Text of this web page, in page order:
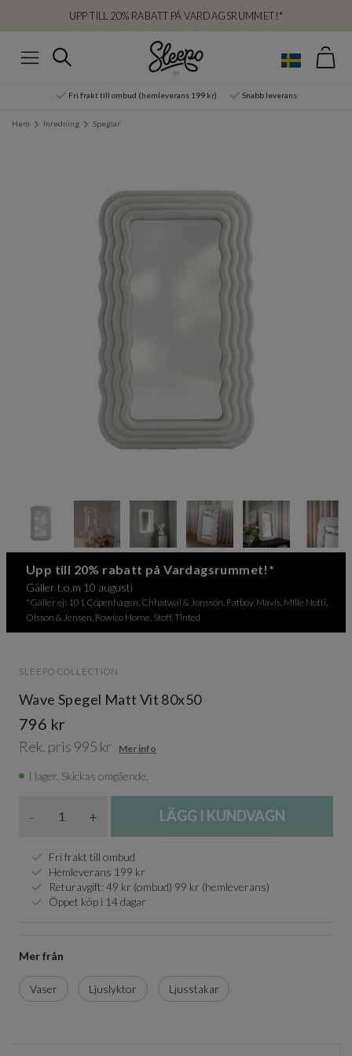
UPP TILL 20% RABATT PÅ VARDAGSRUMMET!*
Sök
Fri frakt till ombud (hemleverans 199 kr) Snabb leverans
Hem Inredning Speglar
Upp till 20% rabatt på Vardagsrummet!*
Gäller t.o.m 10 augusti
*Gäller ej: 101 Copenhagen, Chhatwal & Jonsson, Fatboy, Mavis, Mille Notti,
Olsson & Jensen, Rowico Home, Stoff, Tinted
SLEEPO COLLECTION
Wave Spegel Matt Vit 80x50
796 kr
Rek. pris 995 kr Mer info
I lager. Skickas omgående.
- + LÄGG I KUNDVAGN
Fri frakt till ombud
Hemleverans 199 kr
Returavgift: 49 kr (ombud) 99 kr (hemleverans)
Öppet köp i 14 dagar
Mer från
Vaser Ljuslyktor Ljusstakar